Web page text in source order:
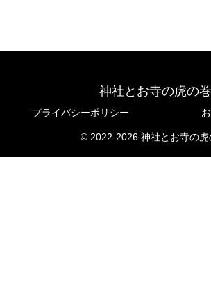
神社とお寺の虎の巻
プライバシーポリシー
© 2022-2026 神社とお寺の虎